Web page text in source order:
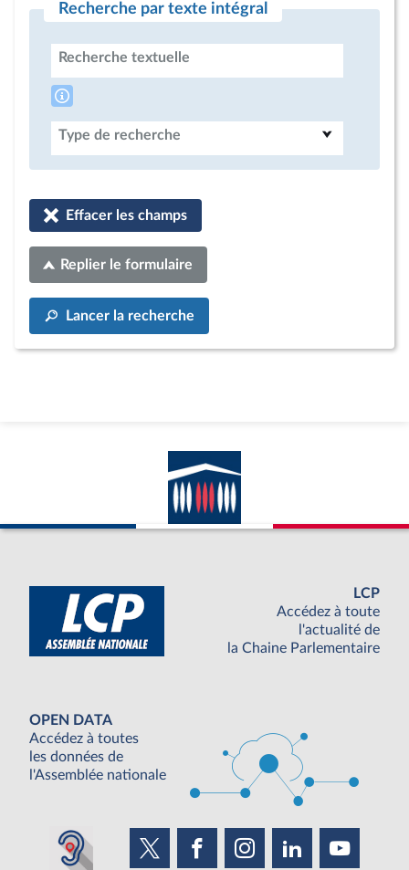
Recherche par texte intégral
Recherche textuelle
Type de recherche
Effacer les champs
Replier le formulaire
Lancer la recherche
LCP
Accédez à toute
l'actualité de
la Chaine Parlementaire
OPEN DATA
Accédez à toutes
les données de
l'Assemblée nationale